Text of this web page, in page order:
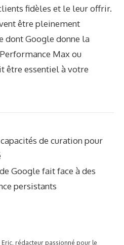
fidèles et le leur offrir.
être pleinement
dont Google donne la
Max ou
être essentiel à votre
de curation pour
Google fait face à des
persistants
Eric, rédacteur passionné pour le